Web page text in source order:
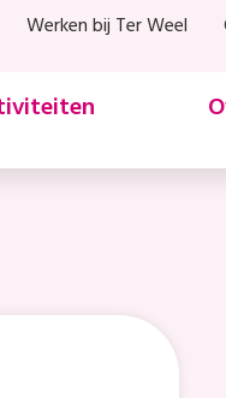
Werken bij Ter Weel